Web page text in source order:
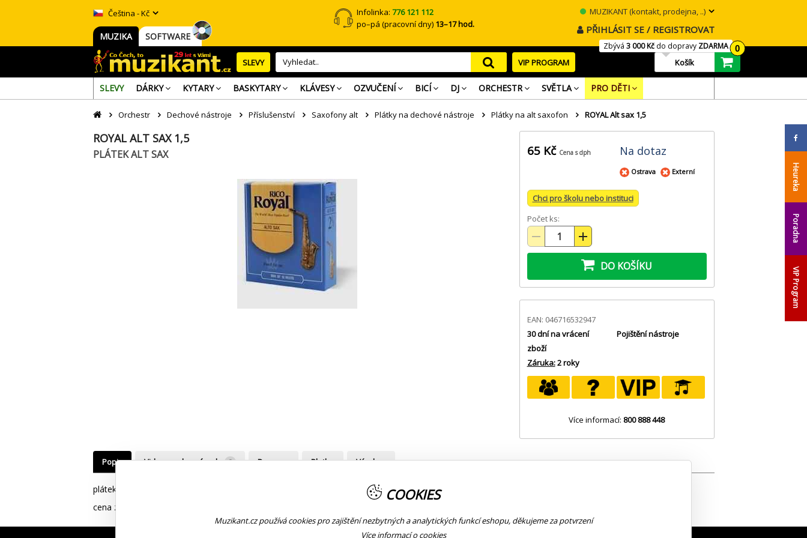
Infolinka:776 121 112
po–pá (pracovní dny) 13–17 hod.
Čeština - Kč MUZIKANT (kontakt, prodejna, ..)
MUZIKA SOFTWARE
PŘIHLÁSIT SE / REGISTROVAT
SLEVY VIP PROGRAM
Zbývá 3 000 Kčdo dopravy ZDARMA 0
Košík
SLEVY DÁRKY KYTARY BASKYTARY KLÁVESY OZVUČENÍ BICÍ DJ ORCHESTR SVĚTLA PRO DĚTI
Heureka
Poradna
VIP Program
Orchestr Dechové nástroje Příslušenství Saxofony alt Plátky na dechové nástroje Plátky na alt saxofon ROYAL Alt sax 1,5
ROYAL ALT SAX 1,5
PLÁTEK ALT SAX 65 Kč Cena s dph Na dotaz
Ostrava Externí
Chci pro školu nebo instituci
Počet ks:
DO KOŠÍKU
EAN: 046716532947
30 dní na vrácení
zboží
Záruka:2 roky
Pojištění nástroje
Více informací: 800 888 448
Popis Videa, zvuky, návody 0 Doprava Platba Výrobce
plátek alt sax
cena za 1 ks
COOKIES
Muzikant.cz používá cookies pro zajištění nezbytných a analytických funkcí eshopu, děkujeme za potvrzení
Více informací ocookies